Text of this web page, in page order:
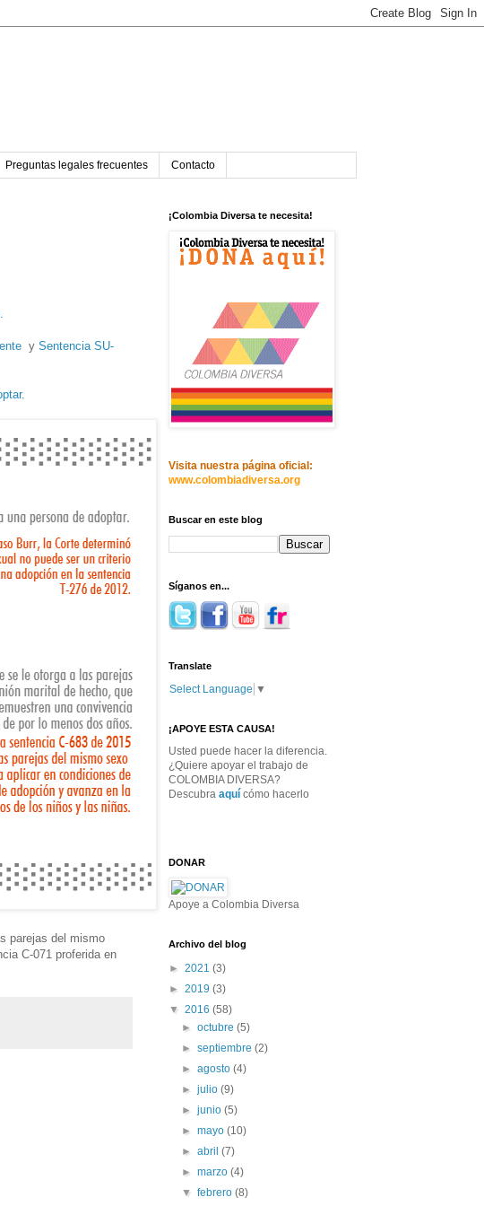
Preguntas legales frecuentes Contacto
y Sentencia SU-
parejas del mismo
C-071 proferida en
¡Colombia Diversa te necesita!
Visita nuestra página oficial:
www.colombiadiversa.org
Buscar en este blog
Síganos en...
Translate
Select Language ▼
¡APOYE ESTA CAUSA!
Usted puede hacer la diferencia.
¿Quiere apoyar el trabajo de
COLOMBIA DIVERSA?
Descubra aquí cómo hacerlo
DONAR
Apoye a Colombia Diversa
Archivo del blog
► 2021 (3)
► 2019 (3)
▼ 2016 (58)
►octubre(5)
►septiembre(2)
►agosto(4)
►julio(9)
►junio(5)
►mayo(10)
►abril(7)
►marzo(4)
▼febrero(8)